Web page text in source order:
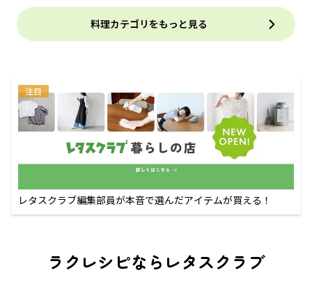
料理カテゴリをもっと見る
注目
レタスクラブ編集部員が本音で選んだアイテムが買える！
ラクレシピならレタスクラブ